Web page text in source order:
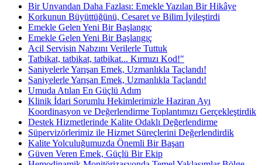
Bir Unvandan Daha Fazlası: Emekle Yazılan Bir Hikâye
Korkunun Büyüttüğünü, Cesaret ve Bilim İyileştirdi
Emekle Gelen Yeni Bir Başlangıç
Emekle Gelen Yeni Bir Başlangıç
Acil Servisin Nabzını Verilerle Tuttuk
Tatbikat, tatbikat, tatbikat... Kırmızı Kod!"
Saniyelerle Yarışan Emek, Uzmanlıkla Taçlandı!
Saniyelerle Yarışan Emek, Uzmanlıkla Taçlandı!
Umuda Atılan En Güçlü Adım
Klinik İdari Sorumlu Hekimlerimizle Haziran Ayı
Koordinasyon ve Değerlendirme Toplantımızı Gerçekleştirdik
Destek Hizmetlerinde Kalite Odaklı Değerlendirme
Süpervizörlerimiz ile Hizmet Süreçlerini Değerlendirdik
Kalite Yolculuğumuzda Önemli Bir Başarı
Güven Veren Emek, Güçlü Bir Ekip